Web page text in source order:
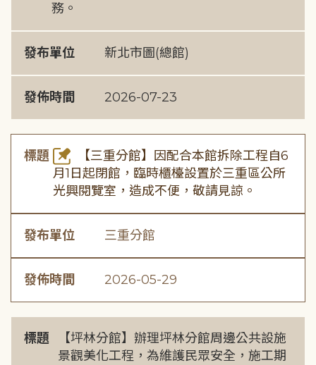
務。
發布單位 新北市圖(總館)
發佈時間 2026-07-23
標題
【三重分館】因配合本館拆除工程自6
月1日起閉館，臨時櫃檯設置於三重區公所
光興閱覽室，造成不便，敬請見諒。
發布單位 三重分館
發佈時間 2026-05-29
標題
【坪林分館】辦理坪林分館周邊公共設施
景觀美化工程，為維護民眾安全，施工期